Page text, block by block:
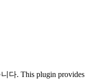
다. This plugin provides